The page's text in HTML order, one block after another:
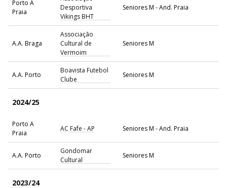
Porto A
Praia
Desportiva
Vikings BHT
Seniores M - And. Praia
A.A. Braga
Associação
Cultural de
Vermoim
Seniores M
A.A. Porto
Boavista Futebol
Clube
Seniores M
2024/25
Porto A
Praia
AC Fafe - AP Seniores M - And. Praia
A.A. Porto
Gondomar
Cultural
Seniores M
2023/24